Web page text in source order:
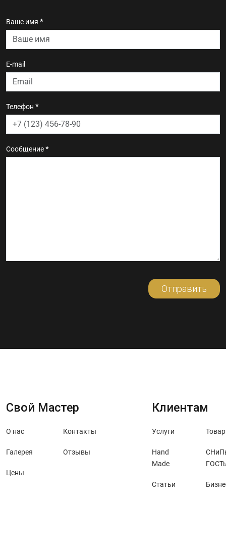
Ваше имя *
E-mail
Телефон *
Сообщение*
Отправить
Свой Мастер
О нас Контакты
Галерея Отзывы
Цены
Клиентам
Услуги
Hand
Made
Статьи